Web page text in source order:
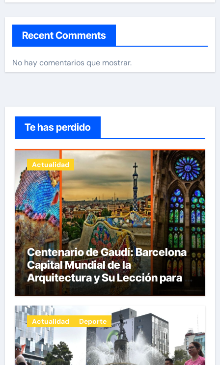
Recent Comments
No hay comentarios que mostrar.
Te has perdido
Actualidad
Centenario de Gaudí: Barcelona
Capital Mundial de la
Arquitectura y Su Lección para la
Innovación por Carlos Julio
Heydra Castillo
Actualidad Deporte